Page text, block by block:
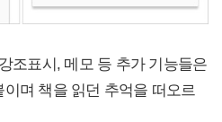
조표시, 메모 등 추가 기능들은
며 책을 읽던 추억을 떠오르